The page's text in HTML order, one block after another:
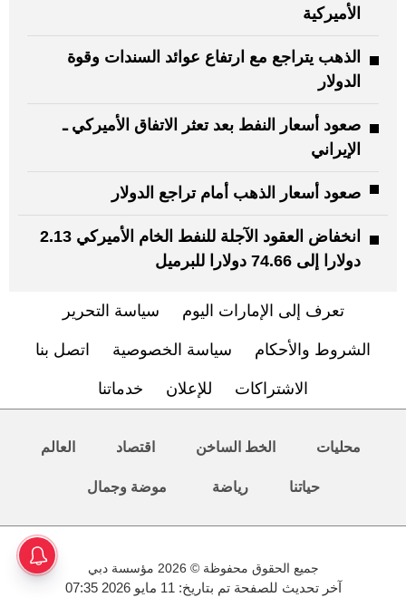
الأميركية
الذهب يتراجع مع ارتفاع عوائد السندات وقوة
الدولار
صعود أسعار النفط بعد تعثر الاتفاق الأميركي ـ
الإيراني
صعود أسعار الذهب أمام تراجع الدولار
انخفاض العقود الآجلة للنفط الخام الأميركي 2.13
دولارا إلى 74.66 دولارا للبرميل
تعرف إلى الإمارات اليوم سياسة التحرير
الشروط والأحكام سياسة الخصوصية اتصل بنا
الاشتراكات للإعلان خدماتنا
محليات الخط الساخن اقتصاد العالم
حياتنا رياضة موضة وجمال
جميع الحقوق محفوظة © 2026 مؤسسة دبي
آخر تحديث للصفحة تم بتاريخ: 11 مايو 2026 07:35